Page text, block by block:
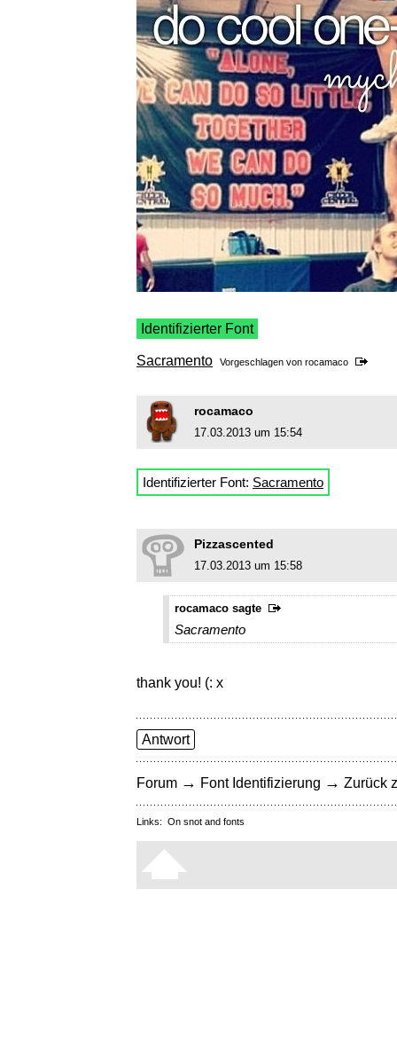
Identifizierter Font
Sacramento Vorgeschlagen von rocamaco
rocamaco
17.03.2013 um 15:54
Identifizierter Font: Sacramento
Pizzascented
17.03.2013 um 15:58
rocamaco sagte
Sacramento
thank you! (: x
Antwort
Forum → Font Identifizierung → Zurück
Links: On snot and fonts